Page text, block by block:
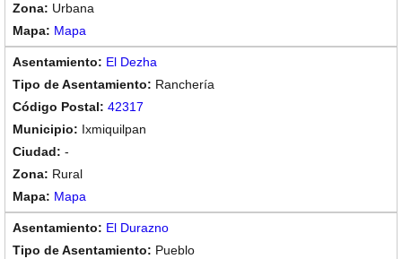
Urbana
Mapa
El Dezha
Ranchería
42317
Ixmiquilpan
-
Rural
Mapa
El Durazno
Pueblo